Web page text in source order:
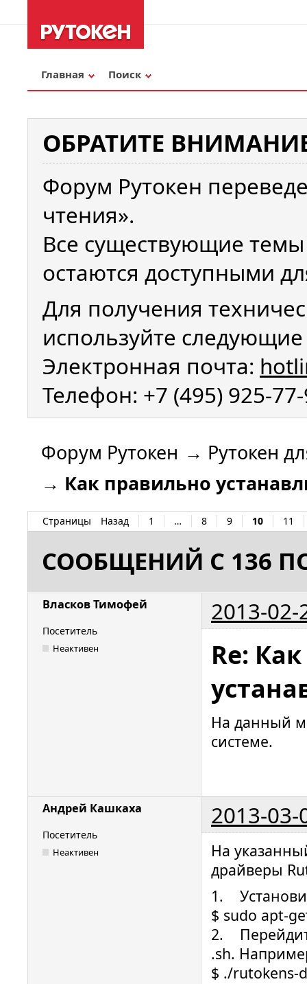
Главная Поиск
ОБРАТИТЕ
Форум Рутокен
чтения».
Все существующие
остаются доступными
Для получения
используйте
Электронная почта:
Телефон: +7 (495) 925-
Форум Рутокен → Рутокен
→ Как правильно
Страницы Назад 1 … 8 9 10 11
СООБЩЕНИЙ С 136
Власков Тимофей 2013-02-
Посетитель
Неактивен
Re:
На данный
системе.
Андрей Кашкаха 2013-03-
Посетитель
Неактивен
На
драйверы
1.
$ sudo apt-
2.
.sh.
$ ./rutokens-